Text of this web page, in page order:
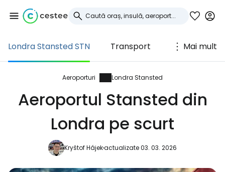
Londra Stansted STN Transport Mai mult
Aeroporturi Londra Stansted
Aeroportul Stansted din
Londra pe scurt
Kryštof Hájekactualizate 03. 03. 2026
Conectați-vă la
Cestee
... comunitatea mondială a călătorilor
Continuați cu Google